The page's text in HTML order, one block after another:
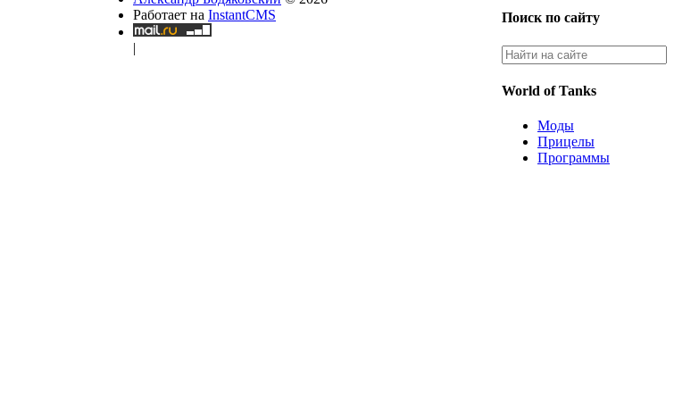
Поиск по сайту
World of Tanks
Моды
Прицелы
Программы
Работает на InstantCMS
|